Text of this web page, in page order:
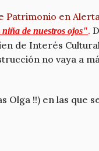
Patrimonio en
de nuestros ojos".
de Interés
no vaya a
!!) en las que